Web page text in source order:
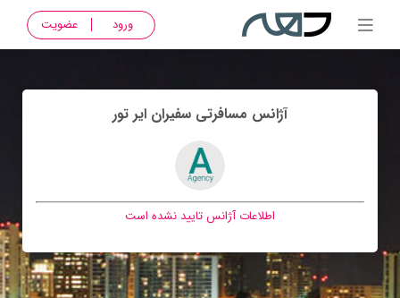
ورود عضویت
آژانس مسافرتی سفيران اير تور
اطلاعات آژانس تایید نشده است